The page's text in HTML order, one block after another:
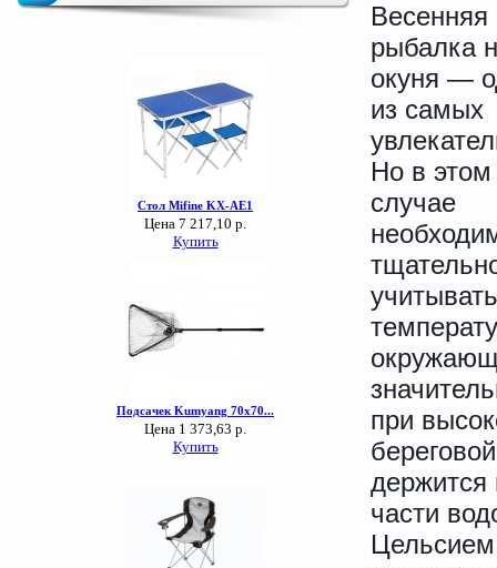
Весенняя
рыбалка
окуня —
из самых
Но в этом
случае
учитывать
при
держится
части
Цельсием